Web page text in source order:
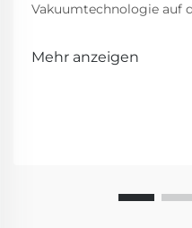
Vakuumtechnologie auf
für eine Vorführung!
Mehr anzeigen